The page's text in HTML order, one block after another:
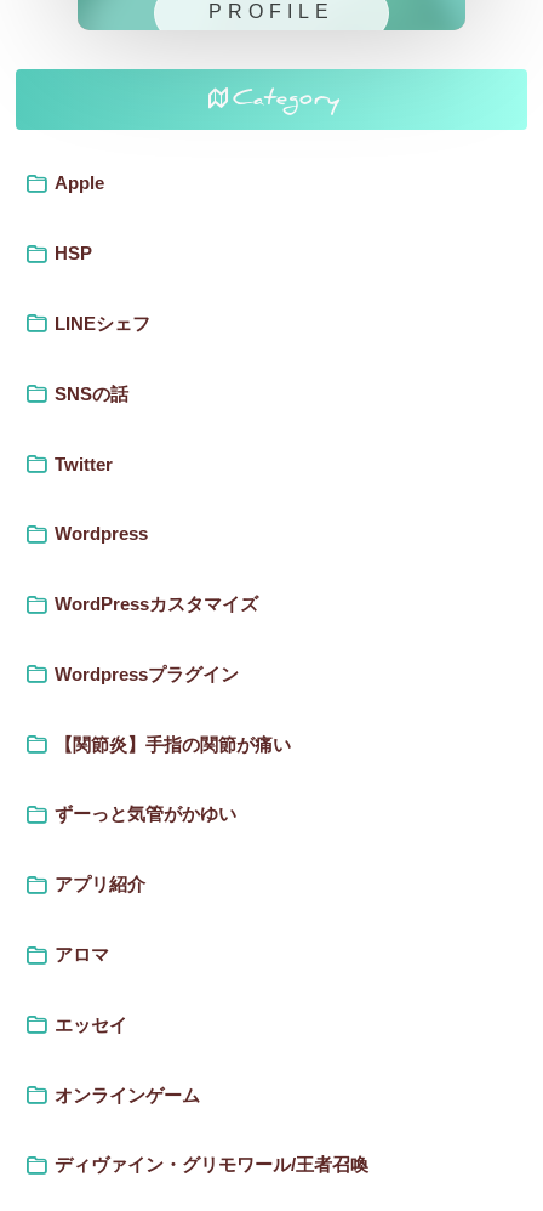
PROFILE
Category
Apple
HSP
LINEシェフ
SNSの話
Twitter
Wordpress
WordPressカスタマイズ
Wordpressプラグイン
【関節炎】手指の関節が痛い
ずーっと気管がかゆい
アプリ紹介
アロマ
エッセイ
オンラインゲーム
ディヴァイン・グリモワール/王者召喚